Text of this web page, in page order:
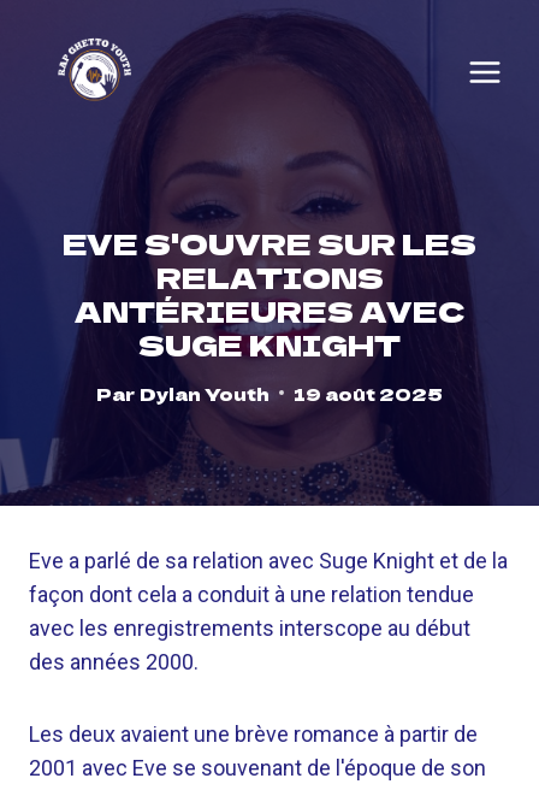
content
EVE S'OUVRE SUR LES
RELATIONS
ANTÉRIEURES AVEC
SUGE KNIGHT
Par Dylan Youth 19 août 2025
Eve a parlé de sa relation avec Suge Knight et de la
façon dont cela a conduit à une relation tendue
avec les enregistrements interscope au début
des années 2000.
Les deux avaient une brève romance à partir de
2001 avec Eve se souvenant de l'époque de son